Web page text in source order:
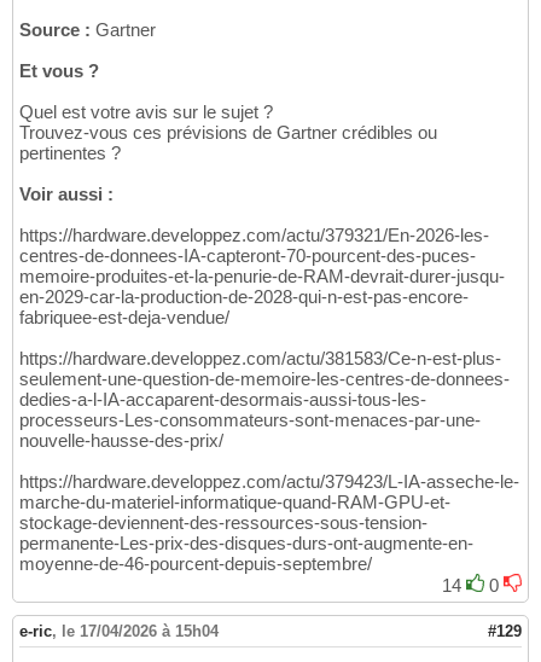
Source : Gartner
Et vous ?
Quel est votre avis sur le sujet ?
Trouvez-vous ces prévisions de Gartner crédibles ou
pertinentes ?
Voir aussi :
https://hardware.developpez.com/actu/379321/En-2026-les-
centres-de-donnees-IA-capteront-70-pourcent-des-puces-
memoire-produites-et-la-penurie-de-RAM-devrait-durer-jusqu-
en-2029-car-la-production-de-2028-qui-n-est-pas-encore-
fabriquee-est-deja-vendue/
https://hardware.developpez.com/actu/381583/Ce-n-est-plus-
seulement-une-question-de-memoire-les-centres-de-donnees-
dedies-a-l-IA-accaparent-desormais-aussi-tous-les-
processeurs-Les-consommateurs-sont-menaces-par-une-
nouvelle-hausse-des-prix/
https://hardware.developpez.com/actu/379423/L-IA-asseche-le-
marche-du-materiel-informatique-quand-RAM-GPU-et-
stockage-deviennent-des-ressources-sous-tension-
permanente-Les-prix-des-disques-durs-ont-augmente-en-
moyenne-de-46-pourcent-depuis-septembre/
14
0
e-ric, le 17/04/2026 à 15h04 #129